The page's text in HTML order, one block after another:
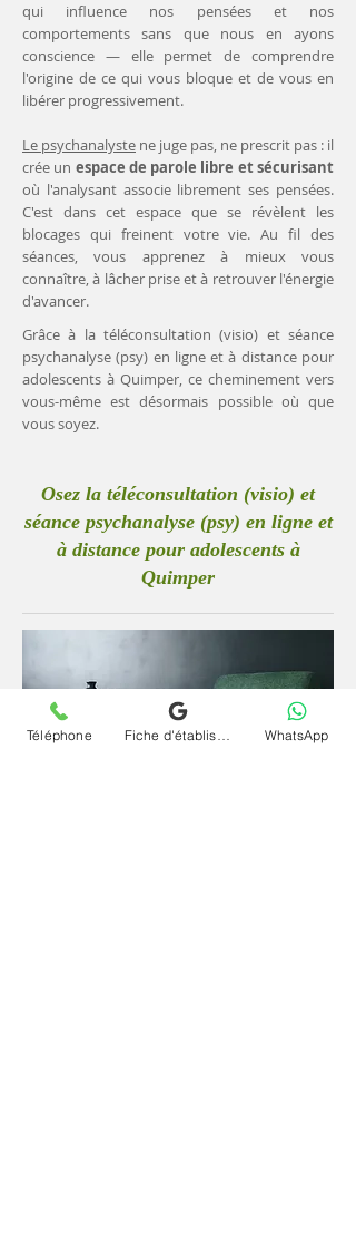
qui influence nos pensées et nos
comportements sans que nous en ayons
conscience — elle permet de comprendre
l'origine de ce qui vous bloque et de vous en
libérer progressivement.
Le psychanalyste ne juge pas, ne prescrit pas : il
crée un espace de parole libre et sécurisant
où l'analysant associe librement ses pensées.
C'est dans cet espace que se révèlent les
blocages qui freinent votre vie. Au fil des
séances, vous apprenez à mieux vous
connaître, à lâcher prise et à retrouver l'énergie
d'avancer.
Grâce à la téléconsultation (visio) et séance
psychanalyse (psy) en ligne et à distance pour
adolescents à Quimper, ce cheminement vers
vous-même est désormais possible où que
vous soyez.
Osez la téléconsultation (visio) et
séance psychanalyse (psy) en ligne et
à distance pour adolescents à
Quimper
Téléphone WhatsApp